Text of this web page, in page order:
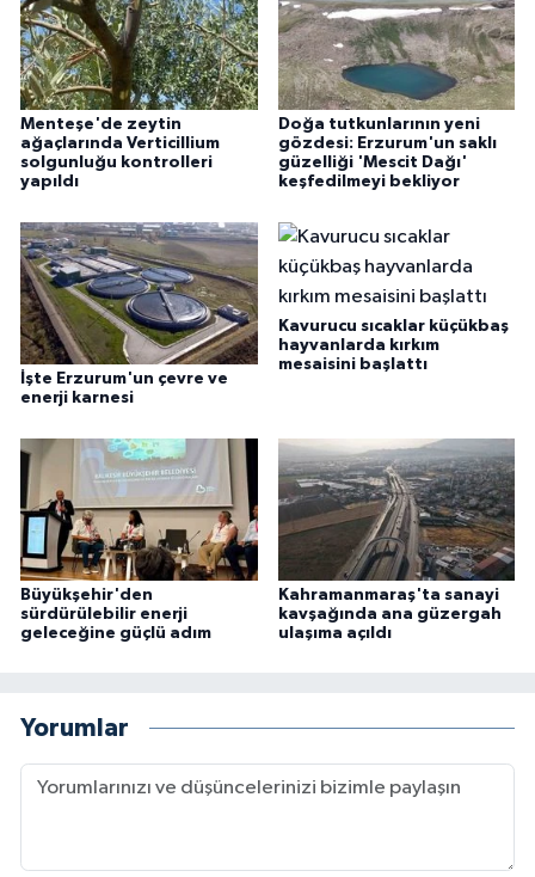
Menteşe'de zeytin
ağaçlarında Verticillium
solgunluğu kontrolleri
yapıldı
Doğa tutkunlarının yeni
gözdesi: Erzurum'un saklı
güzelliği 'Mescit Dağı'
keşfedilmeyi bekliyor
İşte Erzurum'un çevre ve
enerji karnesi
Kavurucu sıcaklar küçükbaş
hayvanlarda kırkım
mesaisini başlattı
Büyükşehir'den
sürdürülebilir enerji
geleceğine güçlü adım
Kahramanmaraş'ta sanayi
kavşağında ana güzergah
ulaşıma açıldı
Yorumlar